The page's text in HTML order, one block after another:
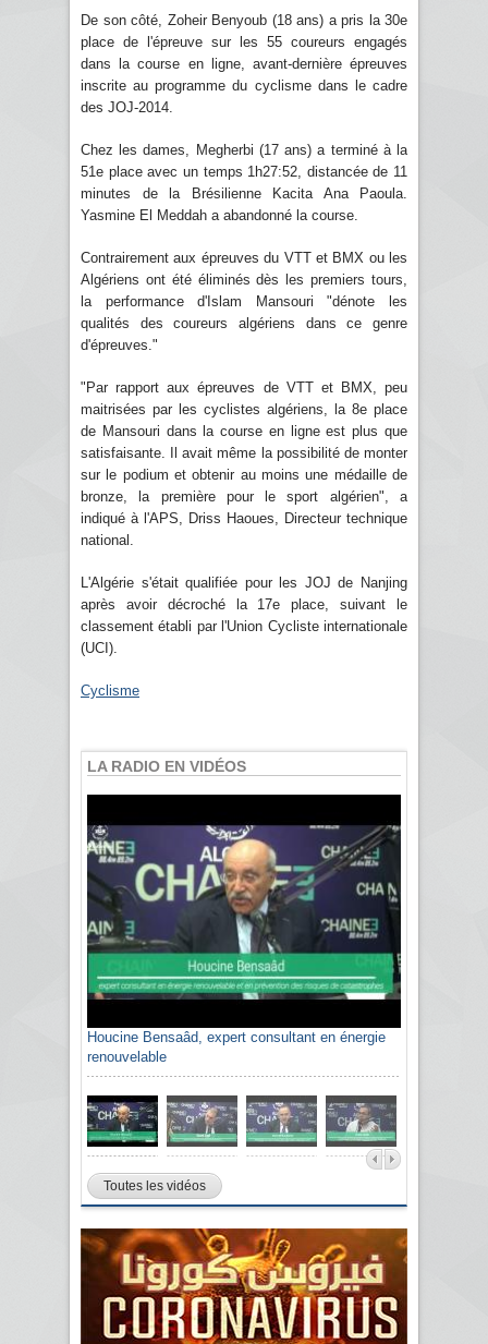
De son côté, Zoheir Benyoub (18 ans) a pris la 30e
place de l'épreuve sur les 55 coureurs engagés
dans la course en ligne, avant-dernière épreuves
inscrite au programme du cyclisme dans le cadre
des JOJ-2014.
Chez les dames, Megherbi (17 ans) a terminé à la
51e place avec un temps 1h27:52, distancée de 11
minutes de la Brésilienne Kacita Ana Paoula.
Yasmine El Meddah a abandonné la course.
Contrairement aux épreuves du VTT et BMX ou les
Algériens ont été éliminés dès les premiers tours,
la performance d'Islam Mansouri "dénote les
qualités des coureurs algériens dans ce genre
d'épreuves."
"Par rapport aux épreuves de VTT et BMX, peu
maitrisées par les cyclistes algériens, la 8e place
de Mansouri dans la course en ligne est plus que
satisfaisante. Il avait même la possibilité de monter
sur le podium et obtenir au moins une médaille de
bronze, la première pour le sport algérien", a
indiqué à l'APS, Driss Haoues, Directeur technique
national.
L'Algérie s'était qualifiée pour les JOJ de Nanjing
après avoir décroché la 17e place, suivant le
classement établi par l'Union Cycliste internationale
(UCI).
Cyclisme
LA RADIO EN VIDÉOS
Houcine Bensaâd, expert consultant en énergie
renouvelable
Toutes les vidéos